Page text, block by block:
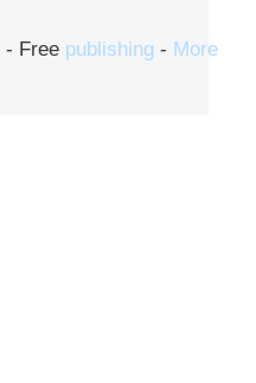
- Free publishing - More